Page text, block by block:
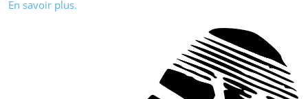
En savoir plus.